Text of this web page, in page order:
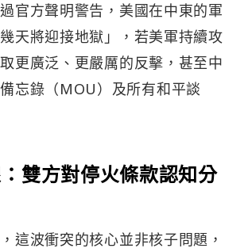
官方聲明警告，美國在中東的軍
天將迎接地獄」，若美軍持續攻
更廣泛、更嚴厲的反擊，甚至中
忘錄（MOU）及所有和平談
雙方對停火條款認知分
這波衝突的核心並非核子問題，